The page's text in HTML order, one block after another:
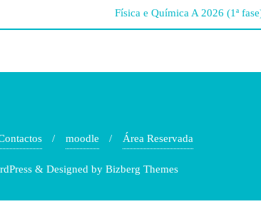
Física e Química A 2026 (1ª
moodle Área Reservada
& Designed by Bizberg Themes